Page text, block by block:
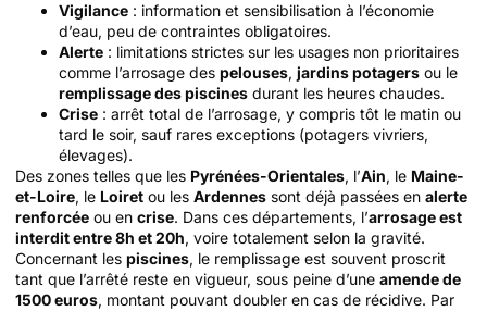
Vigilance : information et sensibilisation à l’économie
d’eau, peu de contraintes obligatoires.
Alerte : limitations strictes sur les usages non prioritaires
comme l’arrosage des pelouses, jardins potagers ou le
remplissage des piscines durant les heures chaudes.
Crise : arrêt total de l’arrosage, y compris tôt le matin ou
tard le soir, sauf rares exceptions (potagers vivriers,
élevages).
Des zones telles que les Pyrénées-Orientales, l’Ain, le Maine-
et-Loire, le Loiret ou les Ardennes sont déjà passées en alerte
renforcée ou en crise. Dans ces départements, l’arrosage est
interdit entre 8h et 20h, voire totalement selon la gravité.
Concernant les piscines, le remplissage est souvent proscrit
tant que l’arrêté reste en vigueur, sous peine d’une amende de
1500 euros, montant pouvant doubler en cas de récidive. Par